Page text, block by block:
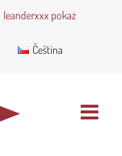
leanderxxx pokaż
Čeština